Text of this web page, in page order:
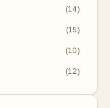
(14)
(15)
(10)
(12)